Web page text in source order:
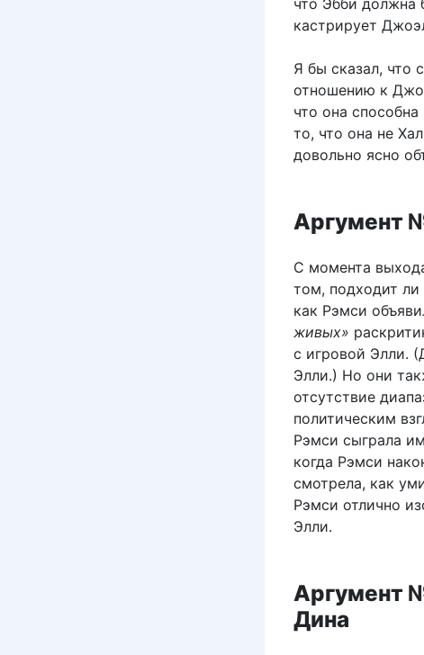
что Эбби должна
кастрирует
Я бы сказал, что
отношению к
что она
то, что она не
довольно ясно
Аргумент
С момента
том, подходит ли
как Рэмси
живых»
с игровой Элли.
Элли.) Но они
отсутствие
политическим
Рэмси сыграла
когда Рэмси
смотрела, как
Рэмси отлично
Элли.
Аргумент
Дина